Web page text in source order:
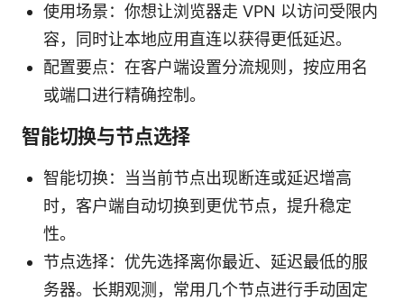
使用场景：你想让浏览器走 VPN 以访问受限内
容，同时让本地应用直连以获得更低延迟。
配置要点：在客户端设置分流规则，按应用名
或端口进行精确控制。
智能切换与节点选择
智能切换：当当前节点出现断连或延迟增高
时，客户端自动切换到更优节点，提升稳定
性。
节点选择：优先选择离你最近、延迟最低的服
务器。长期观测，常用几个节点进行手动固定